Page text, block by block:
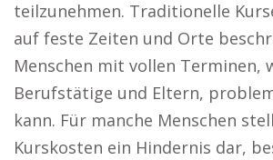
teilzunehmen. Traditionelle
auf feste Zeiten und Orte
Menschen mit vollen Terminen,
Berufstätige und Eltern,
kann. Für manche Menschen
Kurskosten ein Hindernis dar,